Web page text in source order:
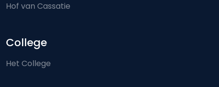
Hof van Cassatie
College
Het College